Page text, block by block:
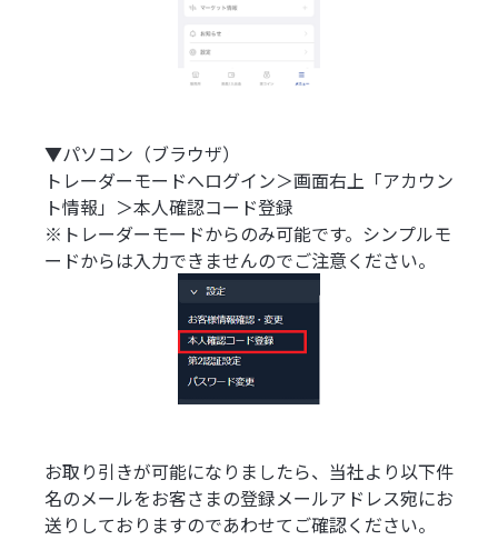
▼パソコン（ブラウザ）
トレーダーモードへログイン＞画面右上「アカウン
ト情報」＞本人確認コード登録
※トレーダーモードからのみ可能です。シンプルモ
ードからは入力できませんのでご注意ください。
お取り引きが可能になりましたら、当社より以下件
名のメールをお客さまの登録メールアドレス宛にお
送りしておりますのであわせてご確認ください。